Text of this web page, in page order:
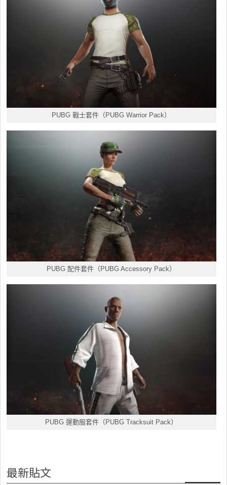
PUBG 戰士套件（PUBG Warrior Pack）
PUBG 配件套件（PUBG Accessory Pack）
PUBG 運動服套件（PUBG Tracksuit Pack）
最新貼文